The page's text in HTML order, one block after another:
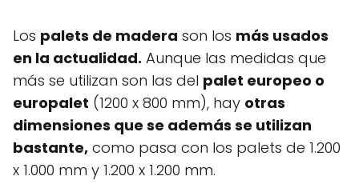
Los palets de madera son los más usados
en la actualidad. Aunque las medidas que
más se utilizan son las del palet europeo o
europalet (1200 x 800 mm), hay otras
dimensiones que se además se utilizan
bastante, como pasa con los palets de 1.200
x 1.000 mm y 1.200 x 1.200 mm.